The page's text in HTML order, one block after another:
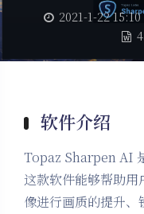
2021-1-22 15:10
软件介绍
Topaz Sharpen AI
这款软件能够帮助用
像进行画质的提升